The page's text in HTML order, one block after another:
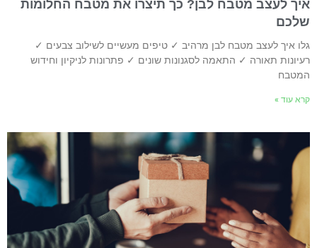
לעצב מטבח לבן? כך תיצרו את מטבח החלומות
איך לעצב מטבח לבן מרהיב ✓ טיפים מעשיים לשילוב צבעים ✓
תאורה ✓ התאמה לסגנונות שונים ✓ פתרונות לניקיון וחידוש
עוד »